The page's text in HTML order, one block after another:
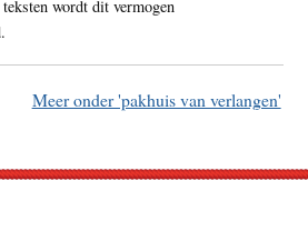
wordt dit vermogen
Meer onder 'pakhuis van verlangen'